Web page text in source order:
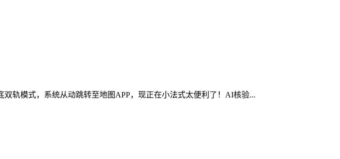
轨模式，系统从动跳转至地图APP，现正在小法式太便利了！AI核验...